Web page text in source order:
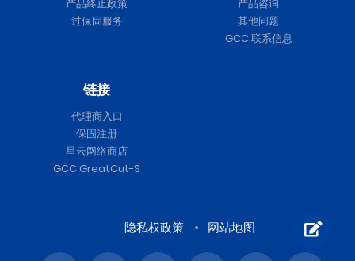
产品终止政策
过保固服务
产品咨询
其他问题
GCC 联系信息
链接
代理商入口
保固注册
星云网络商店
GCC GreatCut-S
隐私权政策 网站地图